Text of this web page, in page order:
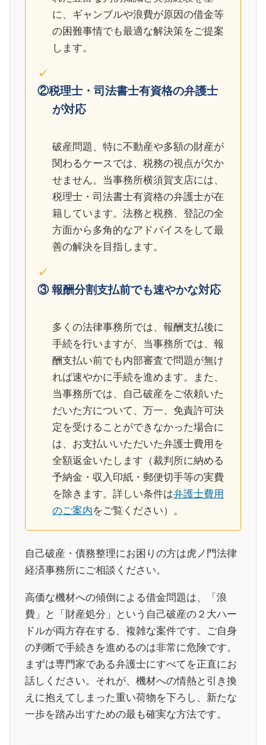
に、ギャンブルや浪費が原因の借金等
の困難事情でも最適な解決策をご提案
します。
②税理士・司法書士有資格の弁護士
が対応
破産問題、特に不動産や多額の財産が
関わるケースでは、税務の視点が欠か
せません。当事務所横須賀支店には、
税理士・司法書士有資格の弁護士が在
籍しています。法務と税務、登記の全
方面から多角的なアドバイスをして最
善の解決を目指します。
③ 報酬分割支払前でも速やかな対応
多くの法律事務所では、報酬支払後に
手続を行いますが、当事務所では、報
酬支払い前でも内部審査で問題が無け
れば速やかに手続を進めます。また、
当事務所では、自己破産をご依頼いた
だいた方について、万一、免責許可決
定を受けることができなかった場合に
は、お支払いいただいた弁護士費用を
全額返金いたします（裁判所に納める
予納金・収入印紙・郵便切手等の実費
を除きます。詳しい条件は弁護士費用
のご案内をご覧ください）。
自己破産・債務整理にお困りの方は虎ノ門法律
経済事務所にご相談ください。
高価な機材への傾倒による借金問題は、「浪
費」と「財産処分」という自己破産の２大ハー
ドルが両方存在する、複雑な案件です。ご自身
の判断で手続きを進めるのは非常に危険です。
まずは専門家である弁護士にすべてを正直にお
話しください。それが、機材への情熱と引き換
えに抱えてしまった重い荷物を下ろし、新たな
一歩を踏み出すための最も確実な方法です。